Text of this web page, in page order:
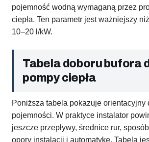
pojemność wodną wymaganą przez
ciepła. Ten parametr jest ważniejszy
10–20 l/kW.
Tabela doboru bufora
pompy ciepła
Poniższa tabela pokazuje orientacyjny
pojemności. W praktyce instalator
jeszcze przepływy, średnice rur,
opory instalacji i automatykę. Tabela